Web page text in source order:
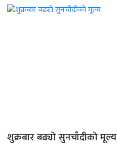
शुक्रबार बढ्यो सुनचाँदीको मूल्य